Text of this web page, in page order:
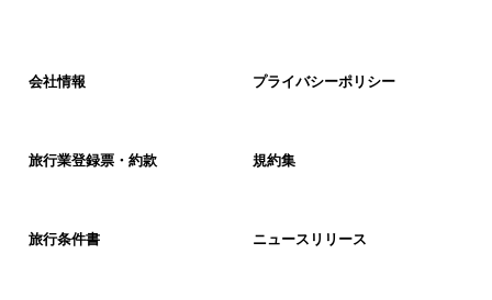
会社情報 プライバシーポリシー
旅行業登録票・約款 規約集
旅行条件書 ニュースリリース